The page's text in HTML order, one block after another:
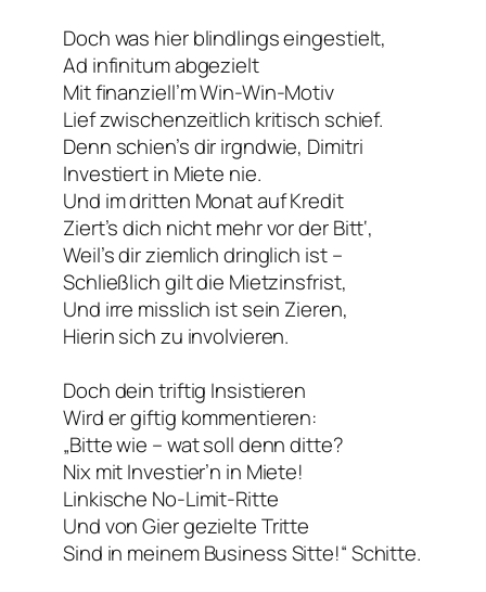
Doch was hier blindlings eingestielt,
Ad infinitum abgezielt
Mit finanziell’m Win-Win-Motiv
Lief zwischenzeitlich kritisch schief.
Denn schien’s dir irgndwie, Dimitri
Investiert in Miete nie.
Und im dritten Monat auf Kredit
Ziert’s dich nicht mehr vor der Bitt‘,
Weil’s dir ziemlich dringlich ist –
Schließlich gilt die Mietzinsfrist,
Und irre misslich ist sein Zieren,
Hierin sich zu involvieren.
Doch dein triftig Insistieren
Wird er giftig kommentieren:
„Bitte wie – wat soll denn ditte?
Nix mit Investier’n in Miete!
Linkische No-Limit-Ritte
Und von Gier gezielte Tritte
Sind in meinem Business Sitte!“ Schitte.